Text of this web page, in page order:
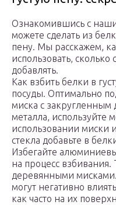
Ознакомившись с
можете сделать из
пену. Мы расскажем,
использовать,
добавлять.
Как взбить белки в
посуды. Оптимально
миска с закругленным
металла, используйте
использовании миски
стекла добавьте в
Избегайте
на процесс взбивания.
деревянными
могут негативно
как часто на их